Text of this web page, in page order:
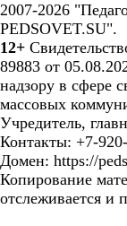
2007-2026
PEDSOVET.SU".
12+
89883 от
надзору в сфере
массовых
Учредитель,
Контакты: +7-
Домен: https://
Копирование
отслеживается и